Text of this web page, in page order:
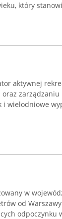
który
aktywnej
oraz
i wielodniowe
w
od
odpoczynku